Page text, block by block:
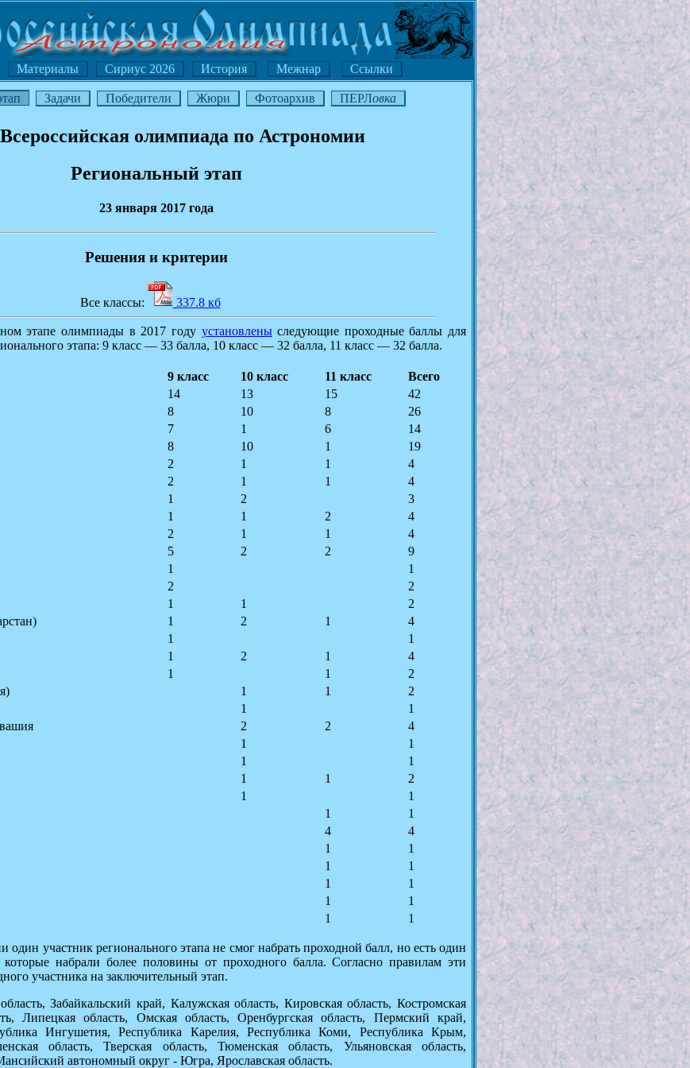
Материалы Сириус 2026 История Межнар Ссылки
Задачи Победители Жюри Фотоархив ПЕРЛовка
олимпиада по Астрономии
Региональный этап
23 января 2017 года
Решения и критерии
Все классы: 337.8 кб
этапе олимпиады в 2017 году установленыследующие проходные баллы для
этапа: 9 класс — 33 балла, 10 класс — 32 балла, 11 класс — 32 балла.
9 класс 10 класс 11 класс
Всего
14 13 15
42
8 10 8
26
7 1 6
14
8 10 1
19
2 1 1
4
2 1 1
4
1 2
3
1 1 2
4
2 1 1
4
5 2 2
9
1
1
2
2
1 1
2
1 2 1
4
1
1
1 2 1
4
1 1
2
1 1
2
1
1
2 2
4
1
1
1
1
1 1
2
1
1
1
1
4
4
1
1
1
1
1
1
1
1
1 1
участник регионального этапа не смог набрать проходной балл, но есть один
которые набрали более половины от проходного балла. Согласно правилам эти
участника на заключительный этап.
Забайкальский край, Калужская область, Кировская область, Костромская
Липецкая область, Омская область, Оренбургская область, Пермский край,
Ингушетия, Республика Карелия, Республика Коми, Республика Крым,
область, Тверская область, Тюменская область, Ульяновская область,
автономный округ - Югра, Ярославская область.